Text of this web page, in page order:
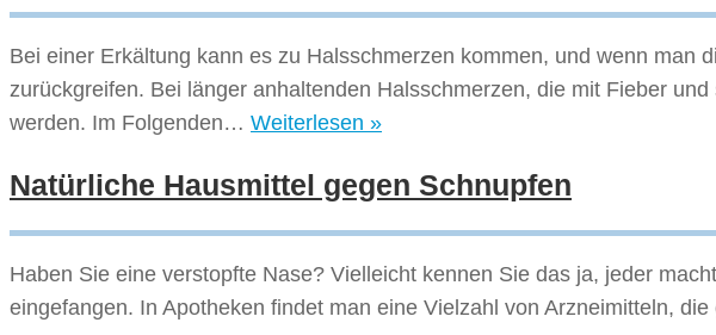
Bei einer Erkältung kann es zu Halsschmerzen kommen, und wenn
zurückgreifen. Bei länger anhaltenden Halsschmerzen, die mit Fieber
werden. Im Folgenden… Weiterlesen »Hausmittel
Halsschmerzen
Natürliche Hausmittel gegen Schnupfen
Haben Sie eine verstopfte Nase? Vielleicht kennen Sie das ja, jeder
eingefangen. In Apotheken findet man eine Vielzahl von Arzneimitteln,